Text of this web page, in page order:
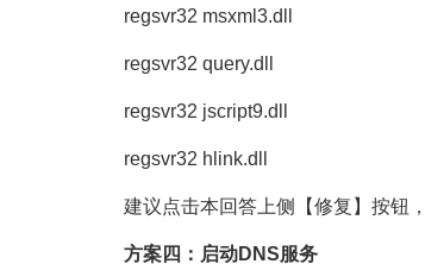
regsvr32 msxml3.dll
regsvr32 query.dll
regsvr32 jscript9.dll
regsvr32 hlink.dll
建议点击本回答上侧【修复】按钮，
方案四：启动DNS服务